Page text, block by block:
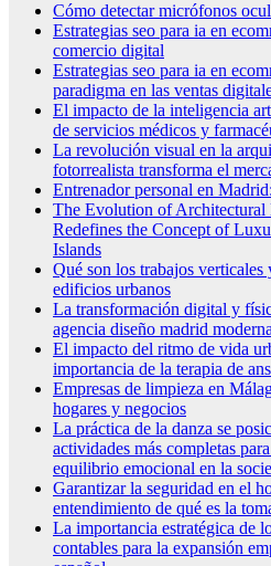
Cómo detectar micrófonos
Estrategias seo para ia en
comercio digital
Estrategias seo para ia en
paradigma en las ventas
El impacto de la inteligencia
de servicios médicos y
La revolución visual en la
fotorrealista transforma el
Entrenador personal en
The Evolution of Architectural
Redefines the Concept of
Islands
Qué son los trabajos verticales
edificios urbanos
La transformación digital y
agencia diseño madrid moderna
El impacto del ritmo de vida
importancia de la terapia de
Empresas de limpieza en
hogares y negocios
La práctica de la danza se
actividades más completas
equilibrio emocional en la
Garantizar la seguridad en el
entendimiento de qué es la
La importancia estratégica de
contables para la expansión